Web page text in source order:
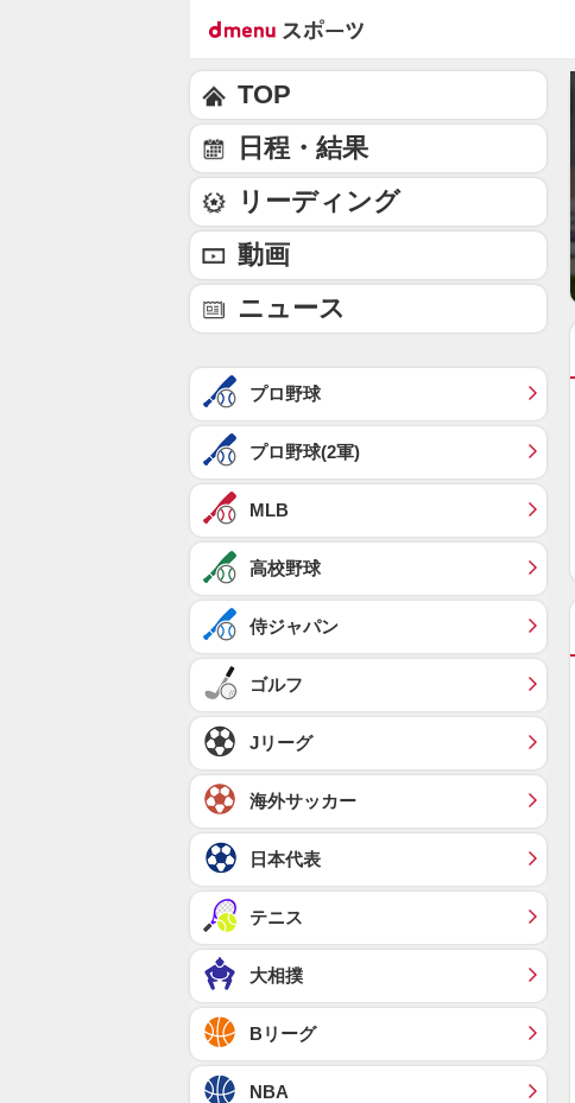
TOP
日程・結果
リーディング
動画
ニュース
プロ野球
プロ野球(2軍)
MLB
高校野球
侍ジャパン
ゴルフ
Jリーグ
海外サッカー
日本代表
テニス
大相撲
Bリーグ
NBA